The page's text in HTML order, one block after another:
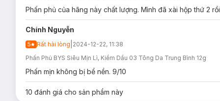
Đậy nắp kín sau khi sử dụng.
Thông số sản phẩm:
Dung tích:
Thương hiệu: BYS
Xuất xứ thương hiệu:
Sản xuất tại:
Hạn sử dụng:3 năm kể từ ngày sản xuất
Phấn phủ của hãng này chất lượng. Mình đã xài hộp thứ 2 rồi
Chính Nguyễn
5 Rất hài lòng 2024-12-22, 11:38
Phấn Phủ BYS Siêu Mịn Lì, Kiềm Dầu 03 Tông Da Trung Bình 12g
Phấn mịn không bị bể nền. 9/10
10 đánh giá cho sản phẩm này